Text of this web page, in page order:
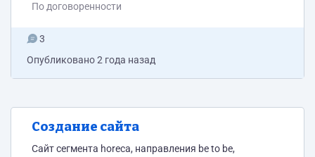
По договоренности
3
Опубликовано2 года назад
Создание сайта
Сайт сегмента horeca, направления be to be,